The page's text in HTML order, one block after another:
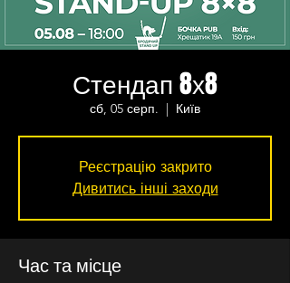
Стендап 8х8
сб, 05 серп.
  |
Київ
Реєстрацію закрито
Дивитись інші заходи
Час та місце